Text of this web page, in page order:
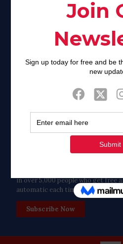
Twitter
Tweets by FaithAIDSDay
in over 5,000 people who get free
automatic each time we publish.
Subscribe Now